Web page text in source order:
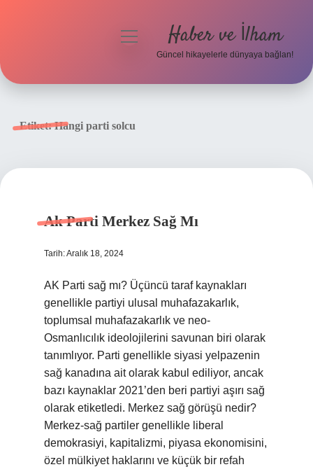
menüyü
Haber ve İlham
Güncel hikayelerle dünyaya bağlan!
Etiket:Hangi parti solcu
Ak Parti Merkez Sağ Mı
Tarih: Aralık 18, 2024
AK Parti sağ mı? Üçüncü taraf kaynakları
genellikle partiyi ulusal muhafazakarlık,
toplumsal muhafazakarlık ve neo-
Osmanlıcılık ideolojilerini savunan biri olarak
tanımlıyor. Parti genellikle siyasi yelpazenin
sağ kanadına ait olarak kabul ediliyor, ancak
bazı kaynaklar 2021’den beri partiyi aşırı sağ
olarak etiketledi. Merkez sağ görüşü nedir?
Merkez-sağ partiler genellikle liberal
demokrasiyi, kapitalizmi, piyasa ekonomisini,
özel mülkiyet haklarını ve küçük bir refah